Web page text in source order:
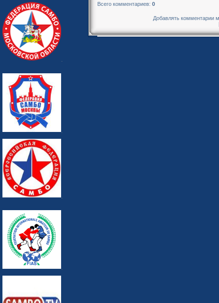
Всего комментариев: 0
Добавлять комментарии